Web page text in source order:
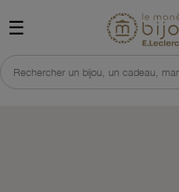
☰
Rechercher un bijou, un cadeau,